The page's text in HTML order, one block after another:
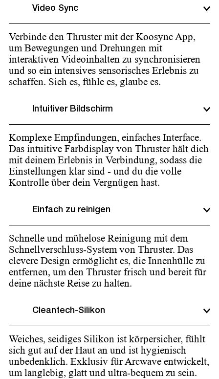
Video Sync
Verbinde den Thruster mit der Koosync App,
um Bewegungen und Drehungen mit
interaktiven Videoinhalten zu synchronisieren
und so ein intensives sensorisches Erlebnis zu
schaffen. Sieh es, fühle es, glaube es.
Intuitiver Bildschirm
Komplexe Empfindungen, einfaches Interface.
Das intuitive Farbdisplay von Thruster hält dich
mit deinem Erlebnis in Verbindung, sodass die
Einstellungen klar sind - und du die volle
Kontrolle über dein Vergnügen hast.
Einfach zu reinigen
Schnelle und mühelose Reinigung mit dem
Schnellverschluss-System von Thruster. Das
clevere Design ermöglicht es, die Innenhülle zu
entfernen, um den Thruster frisch und bereit für
deine nächste Reise zu halten.
Cleantech-Silikon
Weiches, seidiges Silikon ist körpersicher, fühlt
sich gut auf der Haut an und ist hygienisch
unbedenklich. Exklusiv für Arcwave entwickelt,
um langlebig, glatt und ultra-bequem zu sein.